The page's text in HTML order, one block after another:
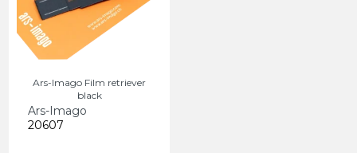
Ars-Imago Film retriever
black
Ars-Imago
20607